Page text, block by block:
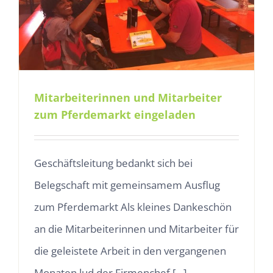
Mitarbeiterinnen und Mitarbeiter
zum Pferdemarkt eingeladen
Geschäftsleitung bedankt sich bei
Belegschaft mit gemeinsamem Ausflug
zum Pferdemarkt Als kleines Dankeschön
an die Mitarbeiterinnen und Mitarbeiter für
die geleistete Arbeit in den vergangenen